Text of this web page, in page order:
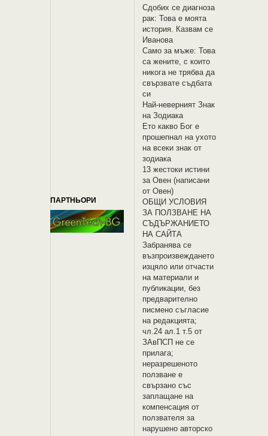
Сдобих се диагноза
рак: Това е моята
история. Казвам се
Иванова
Само за мъже: Това
са жените, с които
никога не трябва да
свързвате съдбата
си
Най-неверният Знак
на Зодиака
Ето какво Бог е
прошепнал на ухото
на всеки знак от
зодиака
13 жестоки истини
за Овен (написани
от Овен)
ПАРТНЬОРИ
OБЩИ УСЛОВИЯ
ЗА ПОЛЗВАНЕ НА
СЪДЪРЖАНИЕТО
НА САЙТА
Забранява се
възпроизвеждането
изцяло или отчасти
на материали и
публикации, без
предварително
писмено съгласие
на редакцията;
чл.24 ал.1 т.5 от
ЗАвПСП не се
прилага;
неразрешеното
ползване е
свързано със
заплащане на
компенсация от
ползвателя за
нарушено авторско